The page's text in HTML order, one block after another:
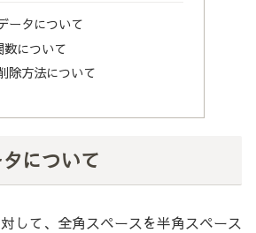
ータについて
数について
除方法について
について
して、全角スペースを半角スペース